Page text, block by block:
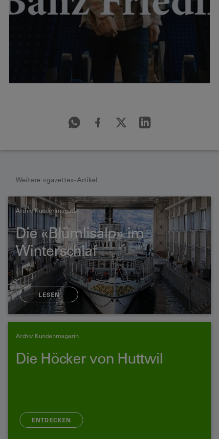
Weitere «gazette»-Artikel
Archiv Kundenmagazin
Die «Blümlisalp» im
Winterschlaf
LESEN
Archiv Kundenmagazin
Die Höcker von Huttwil
ENTDECKEN